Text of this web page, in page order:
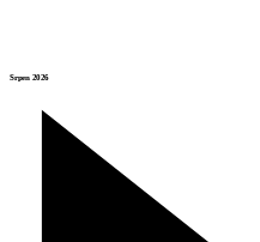
Srpen 2026